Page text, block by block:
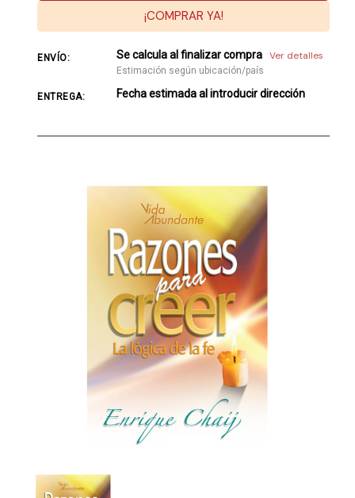
¡COMPRAR YA!
ENVÍO: Se calcula al finalizar compra Ver detalles
Estimación según ubicación/país
ENTREGA: Fecha estimada al introducir dirección